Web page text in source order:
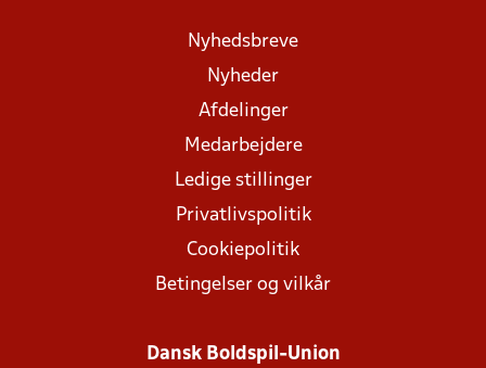
Nyhedsbreve
Nyheder
Afdelinger
Medarbejdere
Ledige stillinger
Privatlivspolitik
Cookiepolitik
Betingelser og vilkår
Dansk Boldspil-Union